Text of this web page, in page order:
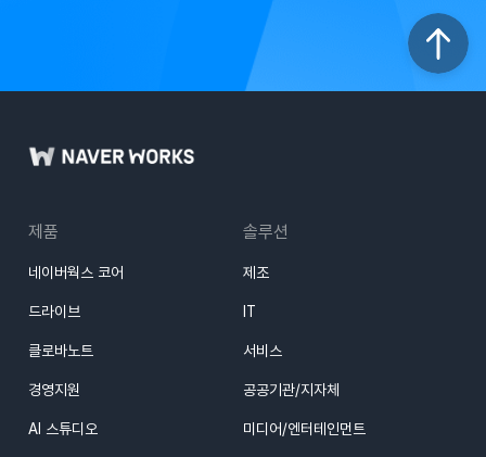
제품
네이버웍스 코어
드라이브
클로바노트
경영지원
AI 스튜디오
솔루션
제조
IT
서비스
공공기관/지자체
미디어/엔터테인먼트